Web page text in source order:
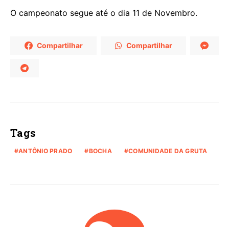
O campeonato segue até o dia 11 de Novembro.
Compartilhar Compartilhar
Tags
ANTÔNIO PRADO BOCHA COMUNIDADE DA GRUTA